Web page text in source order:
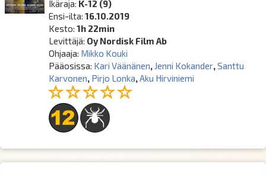
Ikäraja: K-12 (9)
Ensi-ilta:16.10.2019
Kesto:1h 22min
Levittäjä: Oy Nordisk Film Ab
Ohjaaja: Mikko Kouki
Pääosissa: Kari Väänänen, Jenni Kokander,Santtu
Karvonen, Pirjo Lonka, Aku Hirviniemi